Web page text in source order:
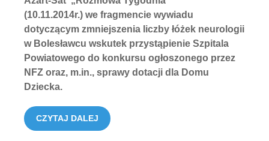
(10.11.2014r.) we fragmencie wywiadu
dotyczącym zmniejszenia liczby łóżek neurologii
w Bolesławcu wskutek przystąpienie Szpitala
Powiatowego do konkursu ogłoszonego przez
NFZ oraz, m.in., sprawy dotacji dla Domu
Dziecka.
CZYTAJ DALEJ